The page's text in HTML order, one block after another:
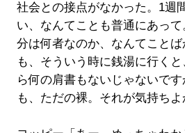
社会との接点がなかった。1週
い、なんてことも普通にあっ
分は何者なのか、なんてこと
も、そういう時に銭湯に行く
ら何の肩書もないじゃないで
も、ただの裸。それが気持ちよ